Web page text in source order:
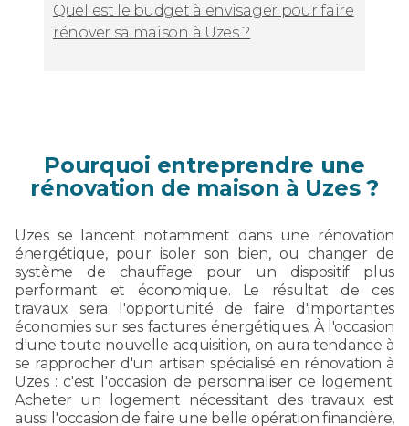
Quel est le budget à envisager pour faire
rénover sa maison à Uzes ?
Pourquoi entreprendre une
rénovation de maison à Uzes ?
Uzes se lancent notamment dans une rénovation
énergétique, pour isoler son bien, ou changer de
système de chauffage pour un dispositif plus
performant et économique. Le résultat de ces
travaux sera l'opportunité de faire d'importantes
économies sur ses factures énergétiques. À l'occasion
d'une toute nouvelle acquisition, on aura tendance à
se rapprocher d'un artisan spécialisé en rénovation à
Uzes : c'est l'occasion de personnaliser ce logement.
Acheter un logement nécessitant des travaux est
aussi l'occasion de faire une belle opération financière,